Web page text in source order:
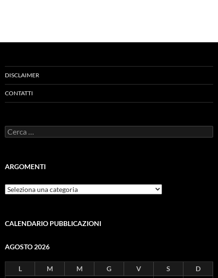
DISCLAIMER
CONTATTI
Ricerca
per:
ARGOMENTI
ARGOMENTI
CALENDARIO PUBBLICAZIONI
AGOSTO 2026
L M M G V S
D